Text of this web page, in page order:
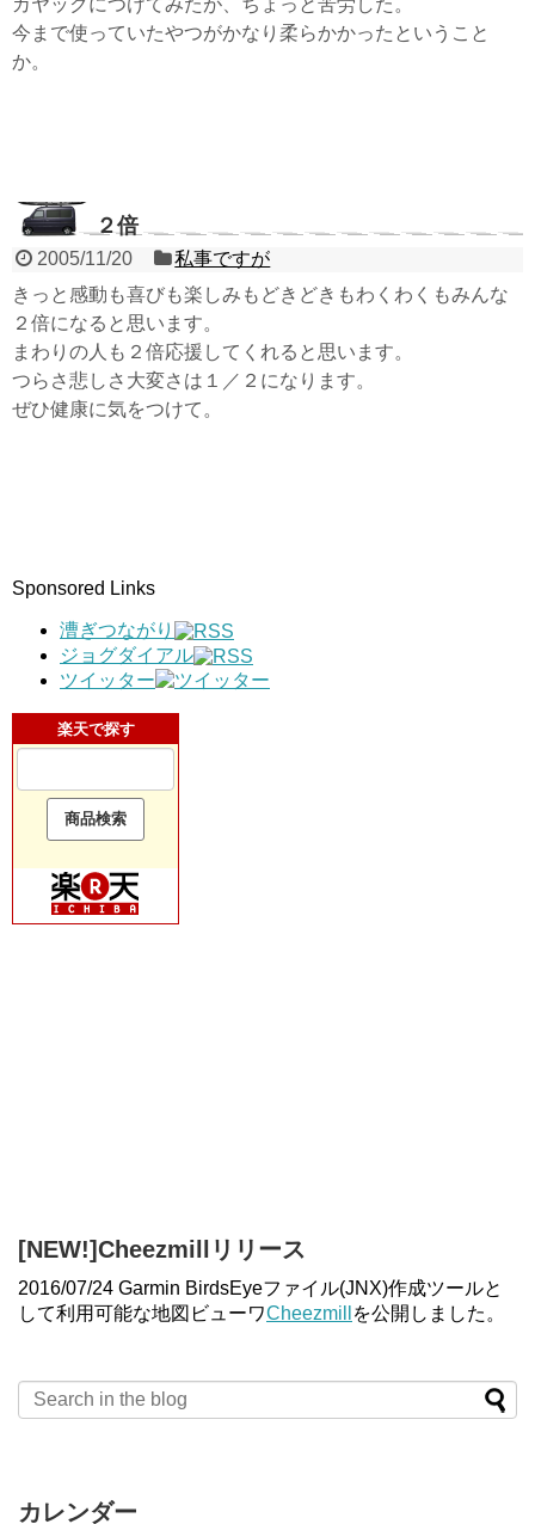
カヤックにつけてみたが、ちょっと苦労した。
今まで使っていたやつがかなり柔らかかったということ
か。
２倍
2005/11/20
私事ですが
きっと感動も喜びも楽しみもどきどきもわくわくもみんな
２倍になると思います。
まわりの人も２倍応援してくれると思います。
つらさ悲しさ大変さは１／２になります。
ぜひ健康に気をつけて。
Sponsored Links
漕ぎつながり
ジョグダイアル
ツイッター
楽天で探す
[NEW!]Cheezmillリリース
2016/07/24 Garmin BirdsEyeファイル(JNX)作成ツールと
して利用可能な地図ビューワCheezmill を公開しました。
カレンダー